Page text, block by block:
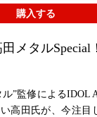
購入する
メタルSpecial！
”監修によるIDOL
高田氏が、今注目